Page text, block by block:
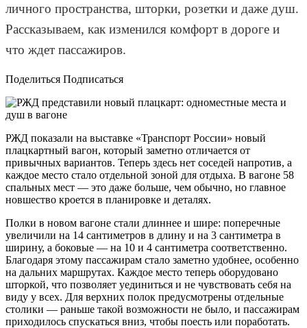
личного пространства, шторки, розетки и даже душ.
Рассказываем, как изменился комфорт в дороге и
что ждет пассажиров.
Поделиться Подписаться
РЖД показали на выставке «Транспорт России» новый
плацкартный вагон, который заметно отличается от
привычных вариантов. Теперь здесь нет соседей напротив, а
каждое место стало отдельной зоной для отдыха. В вагоне 58
спальных мест — это даже больше, чем обычно, но главное
новшество кроется в планировке и деталях.
Полки в новом вагоне стали длиннее и шире: поперечные
увеличили на 14 сантиметров в длину и на 3 сантиметра в
ширину, а боковые — на 10 и 4 сантиметра соответственно.
Благодаря этому пассажирам стало заметно удобнее, особенно
на дальних маршрутах. Каждое место теперь оборудовано
шторкой, что позволяет уединиться и не чувствовать себя на
виду у всех. Для верхних полок предусмотрены отдельные
столики — раньше такой возможности не было, и пассажирам
приходилось спускаться вниз, чтобы поесть или поработать.